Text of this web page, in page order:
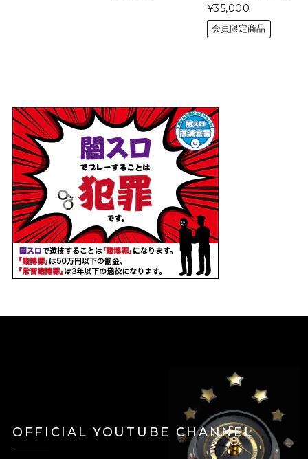
¥35,000
会員限定商品
OFFICIAL YOUTUBE CHANNEL